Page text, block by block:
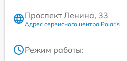
Проспект Ленина, 33
Адрес сервисного центра Polaris
Режим работы: